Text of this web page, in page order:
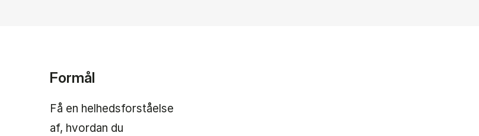
Formål
Få en helhedsforståelse
af, hvordan du